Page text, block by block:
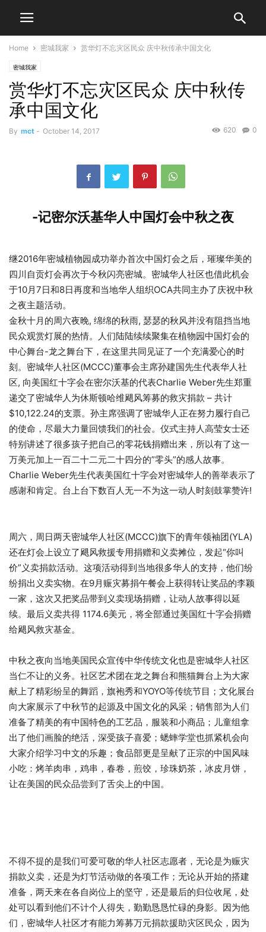
Home 密城我家 赏华灯不忘灾区民众 庆中秋传承中国文化
密城我家
赏华灯不忘灾区民众 庆中秋传
承中国文化
By mct - October 14, 2017 0
620
-记密尔沃基华人中国灯会中秋之夜
继2016年密城植物园成功举办首次中国灯会之后，璀璨华美的
四川自贡灯会再次于今秋闪亮密城。密城华人社区也借此机会
于10月7日和8日再度和当地华人组织OCA共同主办了庆祝中秋
之夜主题活动。
金秋十月的周六夜晚, 绵绵的秋雨, 瑟瑟的秋风并没有阻挡当地
民众观赏灯展的热情。人们陆陆续续聚集在植物园中国灯会的
中心舞台-龙之舞台下，在这里共同见证了一个充满爱心的时
刻。密城华人社区(MCCC)董事会主席孙建国先生代表华人社
区, 向美国红十字会在密尔沃基的代表Charlie Weber先生郑重
递交了密城华人为休斯顿哈维飓风筹募的救灾捐款 – 共计
$10,122.24的支票。孙主席强调了密城华人正在努力履行自己
的使命，尽最大力量回馈我们的社会。仪式主持人高莹女士还
特别讲述了很多孩子把自己的零花钱捐赠出来，所以有了这一
万美元加上一百二十二元二十四分的”零头”的感人故事。
Charlie Weber先生代表美国红十字会对密城华人的善举表示了
感谢和肯定。台上台下数百人无一不为这一动人时刻鼓掌赞许!
周六，周日两天密城华人社区(MCCC)旗下的青年领袖团(YLA)
还在灯会上设立了飓风救援专用捐赠和义卖摊位，发起“你叫
价”义卖捐款活动。这项活动得到当地很多华人的支持，他们纷
纷捐出义卖实物。在9月赈灾募捐午餐会上获得转让奖品的李颖
一家，这次又把奖品带到义卖现场捐赠，让动人故事得以延
续。最后义卖共得 1174.6美元，将全部通过美国红十字会捐赠
给飓风救灾基金。
中秋之夜向当地美国民众宣传中华传统文化也是密城华人社区
当仁不让的义务。社区艺术团在龙之舞台和熊猫舞台上为大家
献上了精彩纷呈的舞蹈，旗袍秀和YOYO等传统节目；文化展台
向大家展示了中秋节的起源及中国文化的风采；销售部为人们
准备了精美的有中国特色的工艺品，服装和小商品；儿童组拿
出了他们画脸的绝活，深受孩子喜爱；蟋蟀学堂也抓紧机会向
大家介绍学习中文的乐趣；食品部更是呈献了正宗的中国风味
小吃：烤羊肉串，鸡串，春卷，煎饺，珍珠奶茶，冰皮月饼，
让在美国的民众品尝到了舌尖上的中国。
不得不提的是我们可爱可敬的华人社区志愿者，无论是为赈灾
捐款义卖，还是为灯节活动做的各项工作；无论从开始的搭建
准备，两天来在各自岗位上的坚守，还是最后的归位收尾，处
处可以看到他们不计个人得失，勤勤恳恳忙碌的身影。因为他
们，密城华人社区才有能力筹募万元捐款援助灾区民众，因为